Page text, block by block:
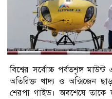
বিশ্বের সর্বোচ্চ পর্বতশৃঙ্গ
অতিরিক্ত খাদ্য ও অক্সিজেন
শেরপা গাইড। অবশেষে তাকে